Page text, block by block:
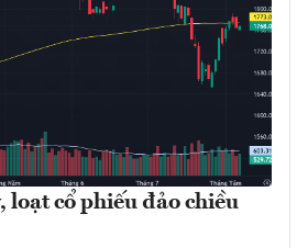
loạt cổ phiếu đảo chiều